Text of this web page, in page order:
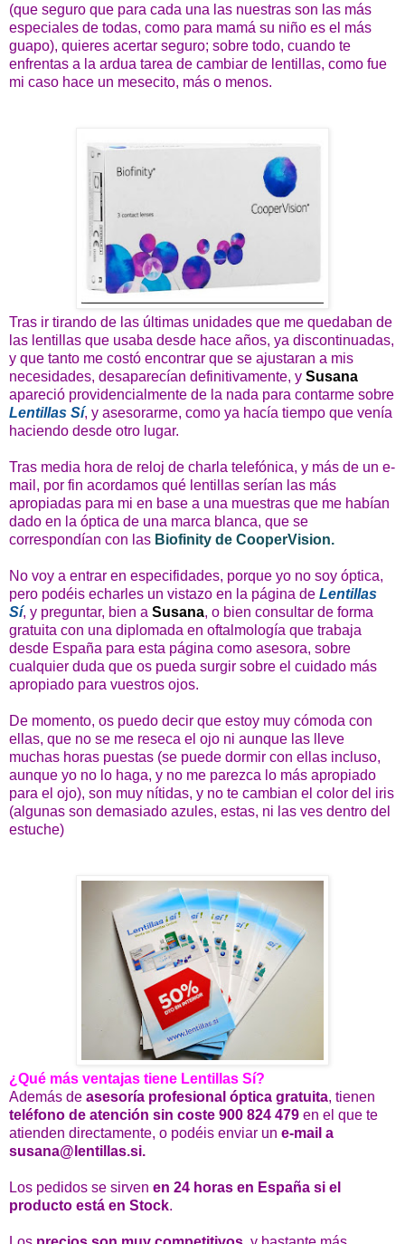
(que seguro que para cada una las nuestras son las más
especiales de todas, como para mamá su niño es el más
guapo), quieres acertar seguro; sobre todo, cuando te
enfrentas a la ardua tarea de cambiar de lentillas, como fue
mi caso hace un mesecito, más o menos.
Tras ir tirando de las últimas unidades que me quedaban de
las lentillas que usaba desde hace años, ya discontinuadas,
y que tanto me costó encontrar que se ajustaran a mis
necesidades, desaparecían definitivamente, y Susana
apareció providencialmente de la nada para contarme sobre
Lentillas Sí, y asesorarme, como ya hacía tiempo que venía
haciendo desde otro lugar.
Tras media hora de reloj de charla telefónica, y más de un e-
mail, por fin acordamos qué lentillas serían las más
apropiadas para mi en base a una muestras que me habían
dado en la óptica de una marca blanca, que se
correspondían con las Biofinity de CooperVision.
No voy a entrar en especifidades, porque yo no soy óptica,
pero podéis echarles un vistazo en la página de Lentillas
Sí, y preguntar, bien a Susana, o bien consultar de forma
gratuita con una diplomada en oftalmología que trabaja
desde España para esta página como asesora, sobre
cualquier duda que os pueda surgir sobre el cuidado más
apropiado para vuestros ojos.
De momento, os puedo decir que estoy muy cómoda con
ellas, que no se me reseca el ojo ni aunque las lleve
muchas horas puestas (se puede dormir con ellas incluso,
aunque yo no lo haga, y no me parezca lo más apropiado
para el ojo), son muy nítidas, y no te cambian el color del iris
(algunas son demasiado azules, estas, ni las ves dentro del
estuche)
¿Qué más ventajas tiene Lentillas Sí?
Además de asesoría profesional óptica gratuita, tienen
teléfono de atención sin coste 900 824 479 en el que te
atienden directamente, o podéis enviar un e-mail a
susana@lentillas.si.
Los pedidos se sirven en 24 horas en España si el
producto está en Stock.